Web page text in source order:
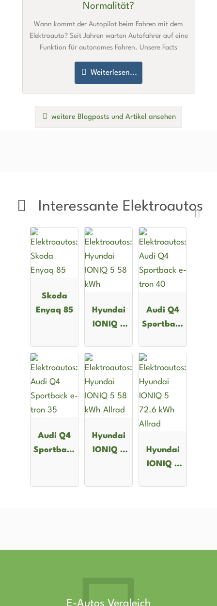
Normalität?
Wann kommt der Autopilot beim Fahren mit dem
Elektroauto? Seit Jahren warten Autofahrer auf eine
Funktion für autonomes Fahren. Unsere Facts
Weiterlesen...
weitere Blogposts und Artikel ansehen
Interessante Elektroautos
Skoda
Enyaq 85
Hyundai
IONIQ 5
Audi Q4
Sportback
Audi Q4
Sportback
Hyundai
IONIQ 5
Hyundai
IONIQ 5
E-Autos Vergleich